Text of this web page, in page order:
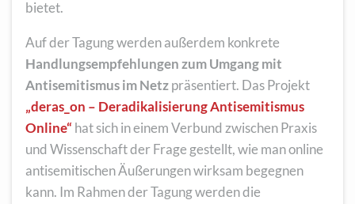
bietet.
Auf der Tagung werden außerdem konkrete
Handlungsempfehlungen zum Umgang mit
Antisemitismus im Netzpräsentiert. Das Projekt
„deras_on – Deradikalisierung Antisemitismus
Online“ hat sich in einem Verbund zwischen Praxis
und Wissenschaft der Frage gestellt, wie man online
antisemitischen Äußerungen wirksam begegnen
kann. Im Rahmen der Tagung werden die